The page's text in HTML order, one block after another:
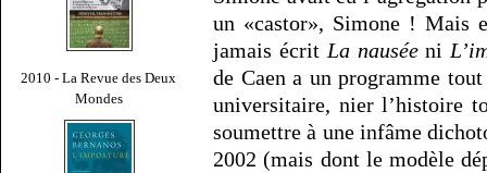
2010 - La Revue des Deux
Mondes
un «castor», Simone ! Mais
jamais écrit La nauséeni
de Caen a un programme
universitaire, nier l’histoire
soumettre à une infâme
2002 (mais dont le modèle